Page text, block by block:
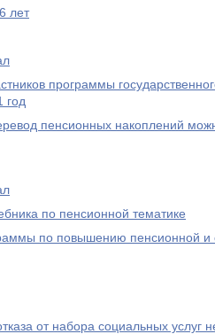
лет
программы
год
пенсионных накоплений
по пенсионной тематике
по повышению пенсионной и
от набора социальных услуг